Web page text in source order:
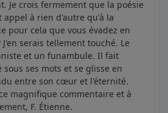
Je crois fermement que la poésie
à rien d'autre qu'à la
pour cela que vous évadez en
serais tellement touché. Le
et un funambule. Il fait
ses mots et se glisse en
entre son cœur et l'éternité.
magnifique commentaire et à
F. Étienne.